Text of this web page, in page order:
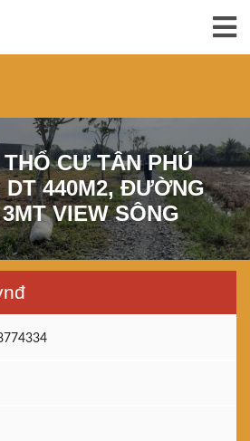
CƯ TÂN PHÚ
440M2, ĐƯỜNG
VIEW SÔNG